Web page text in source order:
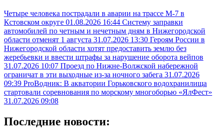
Четыре человека пострадали в аварии на трассе М-7 в
Кстовском округе 01.08.2026 16:44 Систему заправки
автомобилей по четным и нечетным дням в Нижегородской
области отменят 1 августа 31.07.2026 13:30 Героям России в
Нижегородской области хотят предоставить землю без
жеребьевки и ввести штрафы за нарушение оборота вейпов
31.07.2026 10:07 Проезд по Нижне-Волжской набережной
ограничат в эти выходные из-за ночного забега 31.07.2026
09:39 ProВодник: В акватории Горьковского водохранилища
стартовали соревнования по морскому многоборью «ЯлФест»
31.07.2026 09:08
Последние новости: